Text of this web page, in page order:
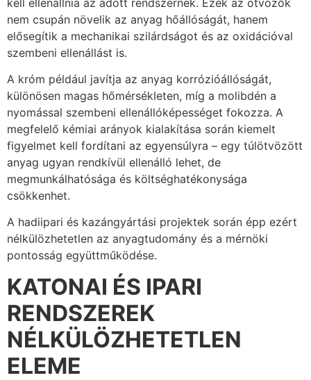
nem csupán növelik az anyag hőállóságát, hanem
elősegítik a mechanikai szilárdságot és az oxidációval
szembeni ellenállást is.
A króm például javítja az anyag korrózióállóságát,
különösen magas hőmérsékleten, míg a molibdén a
nyomással szembeni ellenállóképességet fokozza. A
megfelelő kémiai arányok kialakítása során kiemelt
figyelmet kell fordítani az egyensúlyra – egy túlötvözött
anyag ugyan rendkívül ellenálló lehet, de
megmunkálhatósága és költséghatékonysága
csökkenhet.
A hadiipari és kazángyártási projektek során épp ezért
nélkülözhetetlen az anyagtudomány és a mérnöki
pontosság együttműködése.
KATONAI ÉS IPARI
RENDSZEREK
NÉLKÜLÖZHETETLEN
ELEME